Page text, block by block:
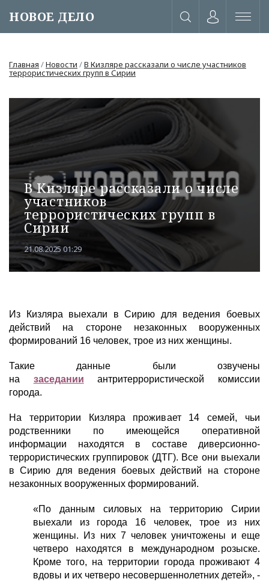
НОВОЕ ДЕЛО
или через соц. сети
Главная /Новости /В Кизляре рассказали о числе участников
террористических групп в Сирии
В Кизляре рассказали о числе
участников
террористических групп в
Сирии
21.08.2025 01:29
Из Кизляра выехали в Сирию для ведения боевых
действий на стороне незаконных вооруженных
формирований 16 человек, трое из них женщины.
Такие данные были озвучены
на заседании антритеррористической комиссии
города.
На территории Кизляра проживает 14 семей, чьи
родственники по имеющейся оперативной
информации находятся в составе диверсионно-
террористических группировок (ДТГ). Все они выехали
в Сирию для ведения боевых действий на стороне
незаконных вооруженных формирований.
«По данным силовых на территорию Сирии
выехали из города 16 человек, трое из них
женщины. Из них 7 человек уничтожены и еще
четверо находятся в международном розыске.
Кроме того, на территории города проживают 4
вдовы и их четверо несовершеннолетних детей», -